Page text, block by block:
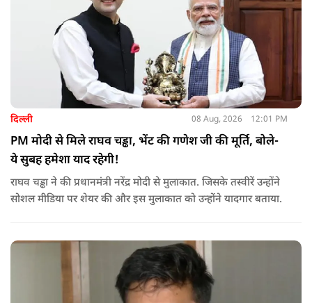
दिल्ली 08 Aug, 2026 12:01 PM
PM मोदी से मिले राघव चड्ढा, भेंट की गणेश जी की मूर्ति, बोले-
ये सुबह हमेशा याद रहेगी!
राघव चड्ढा ने की प्रधानमंत्री नरेंद्र मोदी से मुलाकात. जिसके तस्वीरें उन्होंने
सोशल मीडिया पर शेयर की और इस मुलाकात को उन्होंने यादगार बताया.